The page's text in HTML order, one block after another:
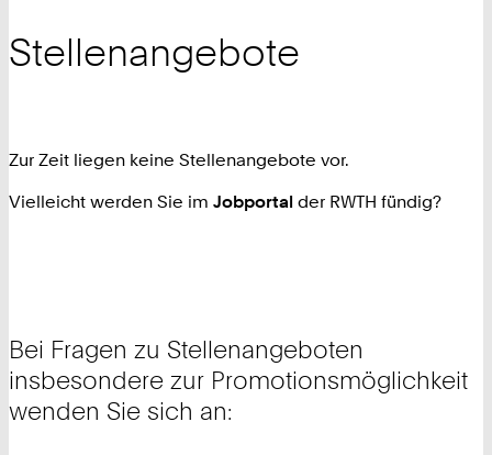
Stellenangebote
Zur Zeit liegen keine Stellenangebote vor.
Vielleicht werden Sie im Jobportal der RWTH fündig?
Bei Fragen zu Stellenangeboten
insbesondere zur Promotionsmöglichkeit
wenden Sie sich an: